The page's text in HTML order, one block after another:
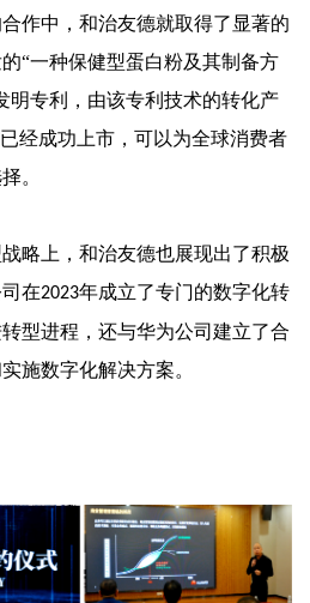
作中，和治友德就取得了显著的
“一种保健型蛋白粉及其制备方
明专利，由该专利技术的转化产
经成功上市，可以为全球消费者
。
略上，和治友德也展现出了积极
在2023年成立了专门的数字化转
型进程，还与华为公司建立了合
施数字化解决方案。